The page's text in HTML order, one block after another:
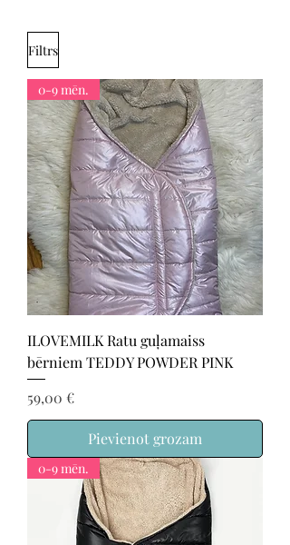
Filtrs
0-9 mēn.
ILOVEMILK Ratu guļamaiss
bērniem TEDDY POWDER PINK
Cena
59,00 €
Pievienot grozam
0-9 mēn.